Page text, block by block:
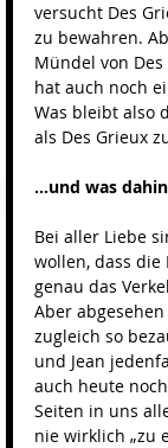
versucht Des
zu bewahren.
Mündel von
hat auch noch
Was bleibt also
als Des Grieux
...und was
Bei aller Liebe
wollen, dass die
genau das
Aber
zugleich so
und Jean
auch heute
Seiten in uns
nie wirklich „zu